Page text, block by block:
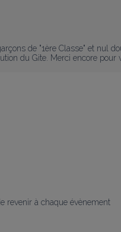
de "1ère Classe" et nul
du Gite. Merci encore pour
revenir à chaque évènement